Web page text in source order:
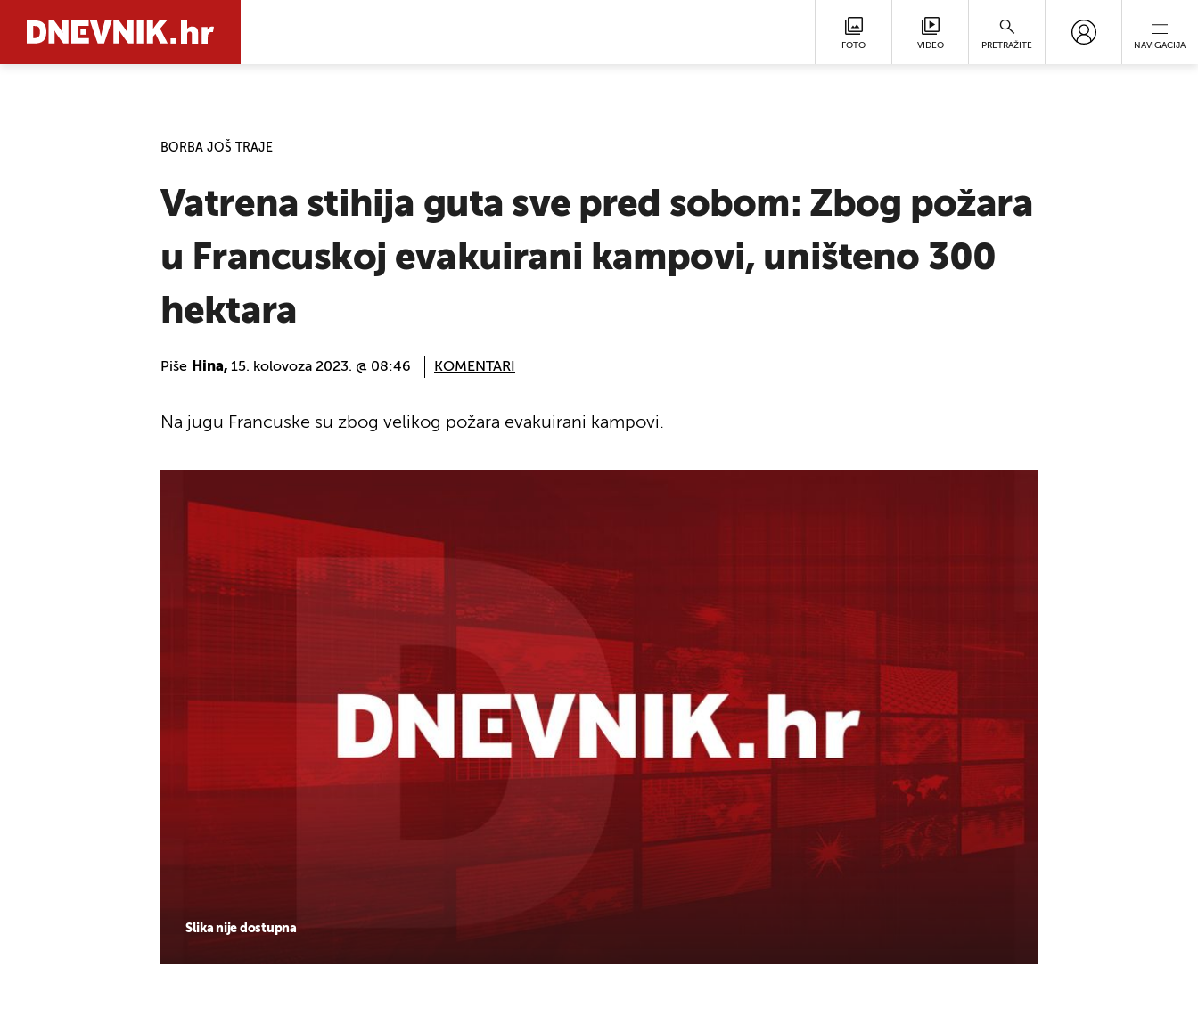
FOTO VIDEO PRETRAŽITE NAVIGACIJA
BORBA JOŠ TRAJE
Vatrena stihija guta sve pred sobom: Zbog požara
u Francuskoj evakuirani kampovi, uništeno 300
hektara
Piše Hina, 15. kolovoza 2023. @ 08:46 KOMENTARI
Slika nije dostupna
Na jugu Francuske su zbog velikog požara evakuirani kampovi.